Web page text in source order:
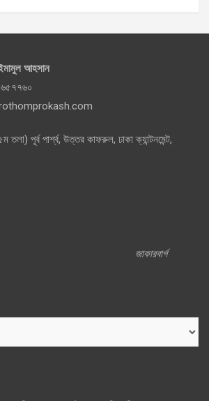
আহসান
তলা) পূর্ব পার্শ্ব, উত্তর কাফরুল, ঢাকা ক্যান্টনমেন্ট,
জাকারবার্গ